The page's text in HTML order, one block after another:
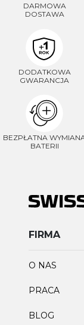
DARMOWA
DOSTAWA
DODATKOWA
GWARANCJA
BEZPŁATNA
BATERII
FIRMA
O NAS
PRACA
BLOG